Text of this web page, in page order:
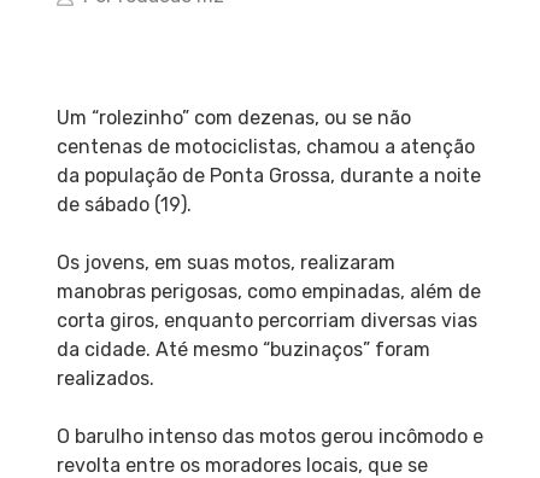
Um “rolezinho” com dezenas, ou se não
centenas de motociclistas, chamou a atenção
da população de Ponta Grossa, durante a noite
de sábado (19).
Os jovens, em suas motos, realizaram
manobras perigosas, como empinadas, além de
corta giros, enquanto percorriam diversas vias
da cidade. Até mesmo “buzinaços” foram
realizados.
O barulho intenso das motos gerou incômodo e
revolta entre os moradores locais, que se